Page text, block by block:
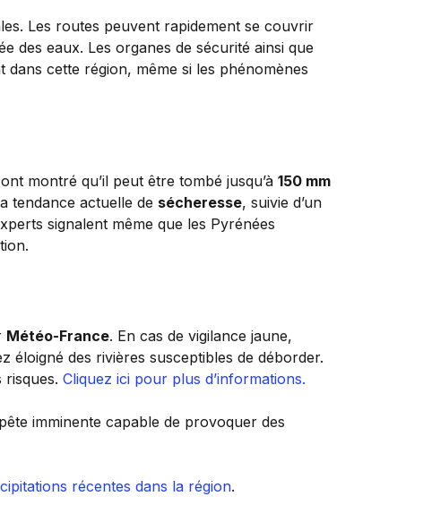
Les routes peuvent rapidement se couvrir
des eaux. Les organes de sécurité ainsi que
cette région, même si les phénomènes
montré qu’il peut être tombé jusqu’à 150 mm
tendance actuelle de sécheresse, suivie d’un
signalent même que les Pyrénées
Météo-France. En cas de vigilance jaune,
éloigné des rivières susceptibles de déborder.
Cliquez ici pour plus d’informations.
imminente capable de provoquer des
récentes dans la région.